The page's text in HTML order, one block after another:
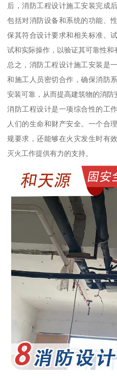
后，消防工程设计施工安装完成
包括对消防设备和系统的功能、
保其符合设计要求和相关标准。
试和实际操作，以验证其可靠性和
总之，消防工程设计施工安装是
和施工人员密切合作，确保消防
安装可靠，从而提高建筑物的消防
消防工程设计是一项综合性的工
人们的生命和财产安全。一个合
规要求，还能够在火灾发生时有
灭火工作提供有力的支持。